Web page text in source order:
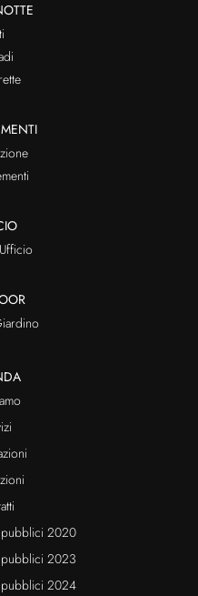
pubblici 2020
pubblici 2023
pubblici 2024